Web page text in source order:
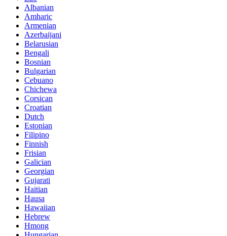
Albanian
Amharic
Armenian
Azerbaijani
Belarusian
Bengali
Bosnian
Bulgarian
Cebuano
Chichewa
Corsican
Croatian
Dutch
Estonian
Filipino
Finnish
Frisian
Galician
Georgian
Gujarati
Haitian
Hausa
Hawaiian
Hebrew
Hmong